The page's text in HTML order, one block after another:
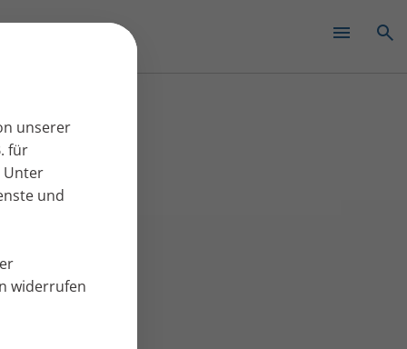
unserer
für
Unter
und
widerrufen